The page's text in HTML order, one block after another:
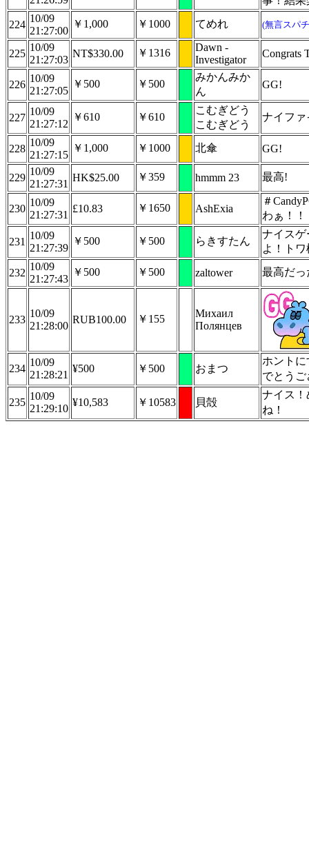
224
10/09
21:27:00
￥1,000 ￥1000 てめれ (無言スパ
225
10/09
21:27:03
NT$330.00 ￥1316
Dawn -
Investigator
Congrats
226
10/09
21:27:05
￥500 ￥500
みかんみか
ん
GG!
227
10/09
21:27:12
￥610 ￥610
こむぎどう
こむぎどう
ナイファ
228
10/09
21:27:15
￥1,000 ￥1000 北傘 GG!
229
10/09
21:27:31
HK$25.00 ￥359 hmmm 23 最高!
230
10/09
21:27:31
£10.83 ￥1650 AshExia
＃
わぁ！
231
10/09
21:27:39
￥500 ￥500 らきすたん
ナイスゲ
よ！ト
232
10/09
21:27:43
￥500 ￥500 zaltower 最高だっ
233
10/09
21:28:00
RUB100.00 ￥155
Михаил
Полянцев
234
10/09
21:28:21
¥500 ￥500 おまつ
ホント
でとう
235
10/09
21:29:10
¥10,583 ￥10583 貝殻
ナイス！
ね！